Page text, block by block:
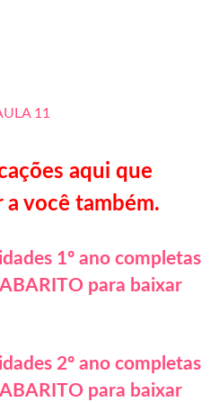
11
aqui que
você também.
1º ano completas
para baixar
2º ano completas
para baixar